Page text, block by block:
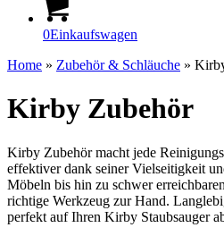
0Einkaufswagen
Home » Zubehör & Schläuche »
Kirby Zubehör
Kirby Zubehör macht jede
effektiver dank seiner Vielseitigkeit
Möbeln bis hin zu schwer
richtige Werkzeug zur Hand.
perfekt auf Ihren Kirby Staubsauger